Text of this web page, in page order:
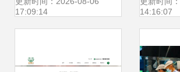
17:09:14
14:16:07